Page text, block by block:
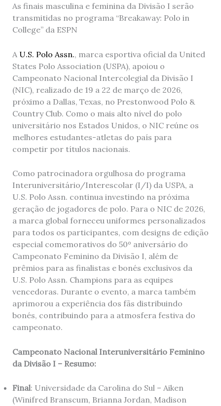
As finais masculina e feminina da Divisão I serão
transmitidas no programa “Breakaway: Polo in
College” da ESPN
A U.S. Polo Assn., marca esportiva oficial da United
States Polo Association (USPA), apoiou o
Campeonato Nacional Intercolegial da Divisão I
(NIC), realizado de 19 a 22 de março de 2026,
próximo a Dallas, Texas, no Prestonwood Polo &
Country Club. Como o mais alto nível do polo
universitário nos Estados Unidos, o NIC reúne os
melhores estudantes-atletas do país para
competir por títulos nacionais.
Como patrocinadora orgulhosa do programa
Interuniversitário/Interescolar (I/I) da USPA, a
U.S. Polo Assn. continua investindo na próxima
geração de jogadores de polo. Para o NIC de 2026,
a marca global forneceu uniformes personalizados
para todos os participantes, com designs de edição
especial comemorativos do 50º aniversário do
Campeonato Feminino da Divisão I, além de
prêmios para as finalistas e bonés exclusivos da
U.S. Polo Assn. Champions para as equipes
vencedoras. Durante o evento, a marca também
aprimorou a experiência dos fãs distribuindo
bonés, contribuindo para a atmosfera festiva do
campeonato.
Campeonato Nacional Interuniversitário Feminino
da Divisão I – Resumo:
Final: Universidade da Carolina do Sul – Aiken
(Winifred Branscum, Brianna Jordan, Madison